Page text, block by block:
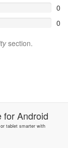
0
0
section.
forAndroid
tablet smarter with